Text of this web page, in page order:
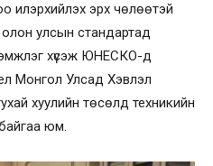
илэрхийлэх эрх чөлөөтэй
олон улсын стандартад
хүсэж ЮНЕСКО-д
Монгол Улсад Хэвлэл
хуулийн төсөлд техникийн
юм.